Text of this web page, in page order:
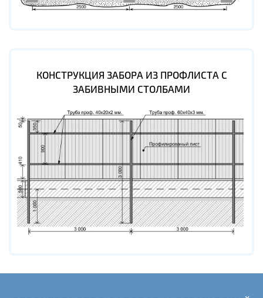
КОНСТРУКЦИЯ ЗАБОРА ИЗ ПРОФЛИСТА С
ЗАБИВНЫМИ СТОЛБАМИ